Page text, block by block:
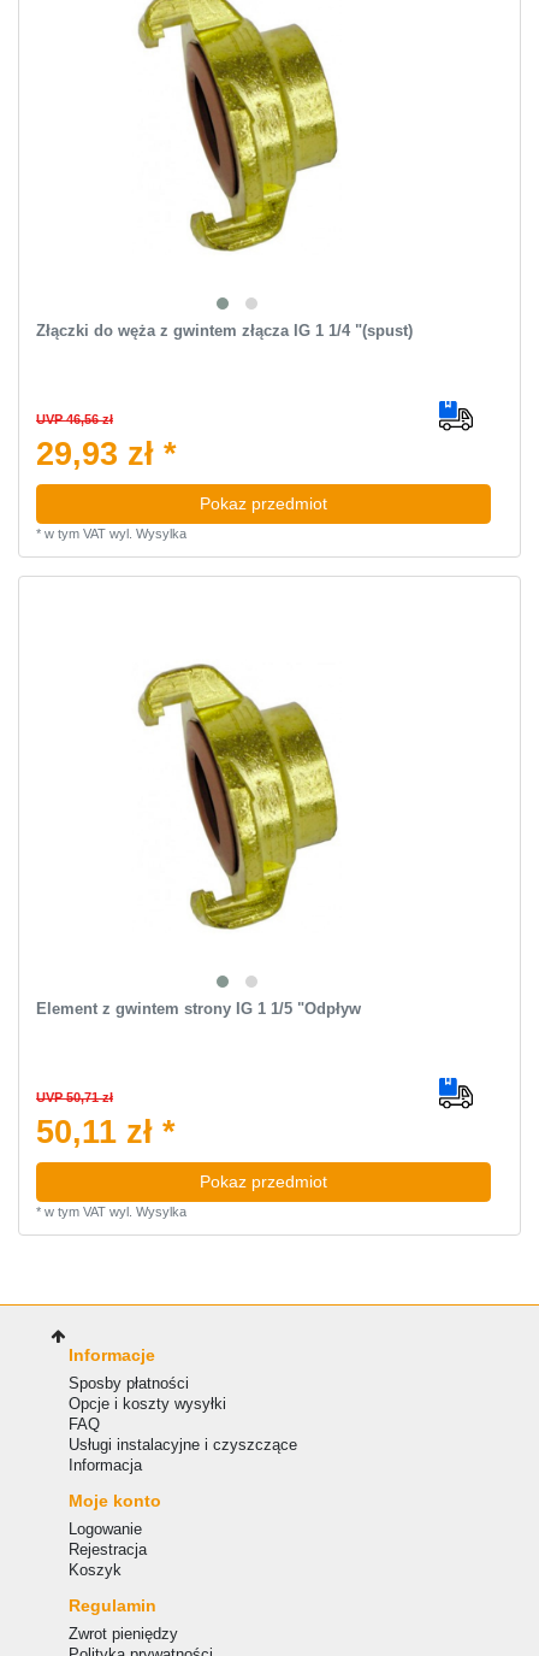
Złączki do węża z gwintem złącza IG 1 1/4 "(spust)
UVP 46,56 zł
29,93 zł *
Pokaz przedmiot
* w tym VATwyl. Wysylka
Element z gwintem strony IG 1 1/5 "Odpływ
UVP 50,71 zł
50,11 zł *
Pokaz przedmiot
* w tym VATwyl. Wysylka
Informacje
Sposby płatności
Opcje i koszty wysyłki
FAQ
Usługi instalacyjne i czyszczące
Informacja
Moje konto
Logowanie
Rejestracja
Koszyk
Regulamin
Zwrot pieniędzy